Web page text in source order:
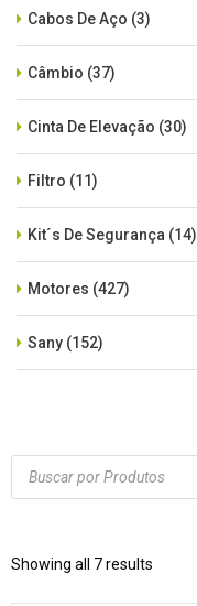
Cabos De Aço (3)
Câmbio (37)
Cinta De Elevação (30)
Filtro (11)
Kit´s De Segurança (14)
Motores (427)
Sany (152)
Zoomlion(84)
Products
search
Showing all 7 results